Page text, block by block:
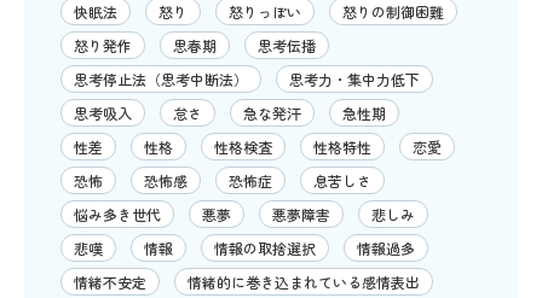
快眠法
怒り 怒りっぽい
怒りの制御困難
怒り発作
思春期
思考伝播
思考停止法（思考中断法）
思考力・集中力低下
思考吸入
怠さ 急な発汗
急性期
性差
性格 性格検査 性格特性
恋愛
恐怖
恐怖感 恐怖症
息苦しさ
悩み多き世代
悪夢 悪夢障害
悲しみ
悲嘆
情報 情報の取捨選択
情報過多
情緒不安定
情緒的に巻き込まれている感情表出